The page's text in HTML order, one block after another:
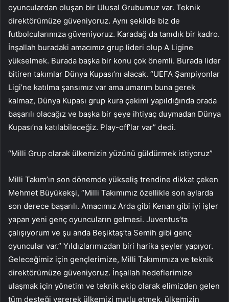
oyunculardan oluşan bir Ulusal Grubumuz var. Teknik
direktörümüze güveniyoruz. Aynı şekilde biz de
futbolcularımıza güveniyoruz. Karadağ da tanıdık bir kadro.
İnşallah buradaki amacımız grup lideri olup A Ligine
yükselmek. Burada başka bir konu çok önemli. Burada lider
bitiren takımlar Dünya Kupası’nı alacak. “UEFA Şampiyonlar
Ligi’ne katılma şansımız var ama umarım buna gerek
kalmaz, Dünya Kupası grup kura çekimi yapıldığında orada
başarılı olacağız ve başka bir şeye ihtiyaç duymadan Dünya
Kupası’na katılabileceğiz. Play-off’lar var” dedi.
“Milli Grup olarak ülkemizin yüzünü güldürmek istiyoruz”
Milli Takım’ın son dönemde yükseliş trendine dikkat çeken
Mehmet Büyükekşi, “Milli Takımımız özellikle son aylarda
son derece başarılı. Amacımız Arda gibi Kenan gibi iyi işler
yapan yeni genç oyuncuların gelmesi. Juventus’ta
çalışıyorum ve şu anda Beşiktaş’ta Semih gibi genç
oyuncular var.” Yıldızlarımızdan biri harika şeyler yapıyor.
Geleceğimiz için gençlerimize, Milli Takımımıza ve teknik
direktörümüze güveniyoruz. İnşallah hedeflerimize
ulaşmak için yönetim ve teknik ekip olarak elimizden gelen
tüm desteği vererek ülkemizi mutlu etmek, ülkemizin